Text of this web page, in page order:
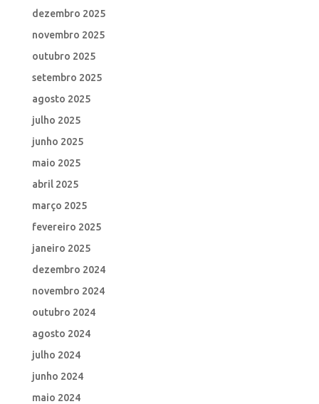
dezembro 2025
novembro 2025
outubro 2025
setembro 2025
agosto 2025
julho 2025
junho 2025
maio 2025
abril 2025
março 2025
fevereiro 2025
janeiro 2025
dezembro 2024
novembro 2024
outubro 2024
agosto 2024
julho 2024
junho 2024
maio 2024